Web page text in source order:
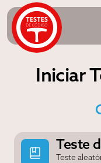
Iniciar
Teste
Teste